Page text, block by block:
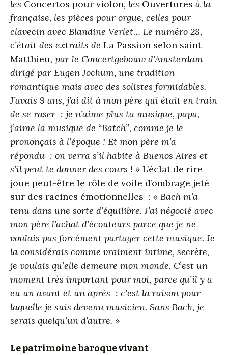
les Concertos pour violon, les Ouvertures à la
française, les pièces pour orgue, celles pour
clavecin avec Blandine Verlet… Le numéro 28,
c’était des extraits de La Passion selon saint
Matthieu, par le Concertgebouw d’Amsterdam
dirigé par Eugen Jochum, une tradition
romantique mais avec des solistes formidables.
J’avais 9 ans, j’ai dit à mon père qui était en train
de se raser : je n’aime plus ta musique, papa,
j’aime la musique de “Batch”, comme je le
prononçais à l’époque ! Et mon père m’a
répondu : on verra s’il habite à Buenos Aires et
s’il peut te donner des cours ! » L’éclat de rire
joue peut-être le rôle de voile d’ombrage jeté
sur des racines émotionnelles : « Bach m’a
tenu dans une sorte d’équilibre. J’ai négocié avec
mon père l’achat d’écouteurs parce que je ne
voulais pas forcément partager cette musique. Je
la considérais comme vraiment intime, secrète,
je voulais qu’elle demeure mon monde. C’est un
moment très important pour moi, parce qu’il y a
eu un avant et un après : c’est la raison pour
laquelle je suis devenu musicien. Sans Bach, je
serais quelqu’un d’autre. »
Le patrimoine baroque vivant